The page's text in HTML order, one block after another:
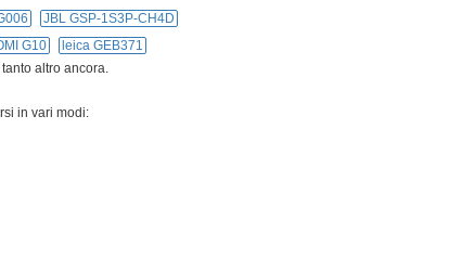
JBL GSP-1S3P-CH4D
G10
leica GEB371
altro ancora.
in vari modi: